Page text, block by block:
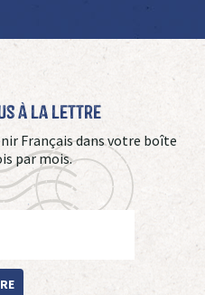
à La Lettre
Français dans votre boîte
par mois.